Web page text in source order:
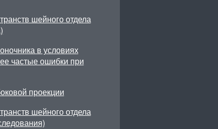
шейного отдела
в условиях
частые ошибки при
проекции
шейного отдела